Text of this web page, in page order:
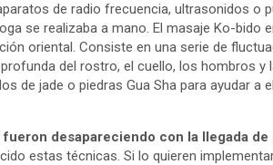
de radio frecuencia, ultrasonidos o
se realizaba a mano. El masaje Ko-bido
oriental. Consiste en una serie de
del rostro, el cuello, los hombros y
de jade o piedras Gua Sha para ayudar a
desapareciendo con la llegada de
estas técnicas. Si lo quieren